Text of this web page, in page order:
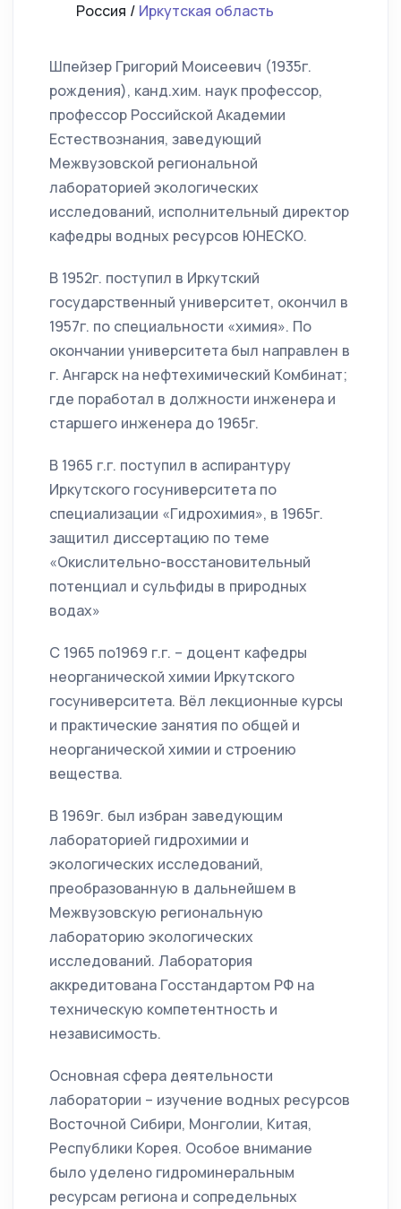
Россия / Иркутская область
Шпейзер Григорий Моисеевич (1935г.
рождения), канд.хим. наук профессор,
профессор Российской Академии
Естествознания, заведующий
Межвузовской региональной
лабораторией экологических
исследований, исполнительный директор
кафедры водных ресурсов ЮНЕСКО.
В 1952г. поступил в Иркутский
государственный университет, окончил в
1957г. по специальности «химия». По
окончании университета был направлен в
г. Ангарск на нефтехимический Комбинат;
где поработал в должности инженера и
старшего инженера до 1965г.
В 1965 г.г. поступил в аспирантуру
Иркутского госуниверситета по
специализации «Гидрохимия», в 1965г.
защитил диссертацию по теме
«Окислительно-восстановительный
потенциал и сульфиды в природных
водах»
С 1965 по1969 г.г. – доцент кафедры
неорганической химии Иркутского
госуниверситета. Вёл лекционные курсы
и практические занятия по общей и
неорганической химии и строению
вещества.
В 1969г. был избран заведующим
лабораторией гидрохимии и
экологических исследований,
преобразованную в дальнейшем в
Межвузовскую региональную
лабораторию экологических
исследований. Лаборатория
аккредитована Госстандартом РФ на
техническую компетентность и
независимость.
Основная сфера деятельности
лаборатории – изучение водных ресурсов
Восточной Сибири, Монголии, Китая,
Республики Корея. Особое внимание
было уделено гидроминеральным
ресурсам региона и сопредельных